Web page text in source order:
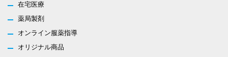
在宅医療
薬局製剤
オンライン服薬指導
オリジナル商品